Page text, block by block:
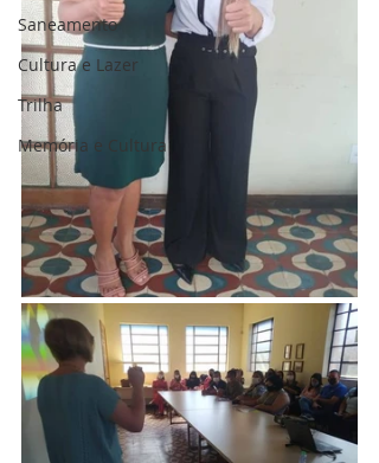
Saneamento
Cultura e Lazer
Trilha
Memória e Cultura